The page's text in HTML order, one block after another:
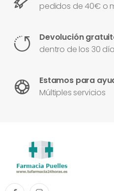
pedidos de 40€ o
Devolución
dentro de los 30
Estamos para
Múltiples servicios